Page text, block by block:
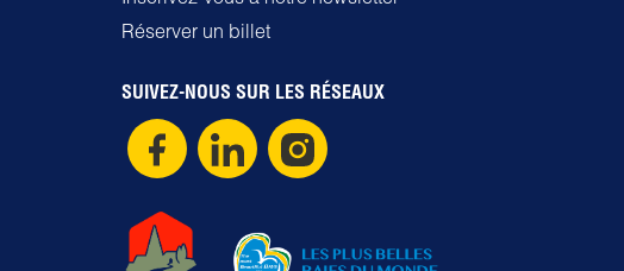
Réserver un billet
SUIVEZ-NOUS SUR LES RÉSEAUX